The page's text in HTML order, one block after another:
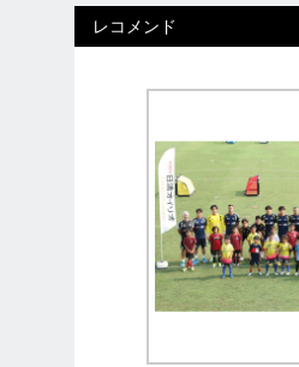
レコメンド